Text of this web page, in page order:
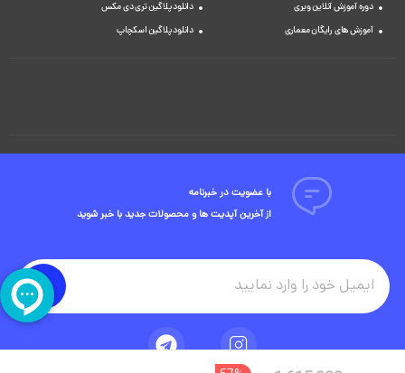
دوره آموزش آنلاین ویری
آموزش های رایگان معماری
دانلود پلاگین تری دی مکس
دانلود پلاگین اسکچاپ
با عضویت در خبرنامه
از آخرین آپدیت ها و محصولات جدید با خبر شوید